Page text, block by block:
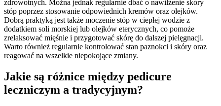
zdrowotnych. Można jednak regularnie dbać o nawilżenie skóry
stóp poprzez stosowanie odpowiednich kremów oraz olejków.
Dobrą praktyką jest także moczenie stóp w ciepłej wodzie z
dodatkiem soli morskiej lub olejków eterycznych, co pomoże
zrelaksować mięśnie i przygotować skórę do dalszej pielęgnacji.
Warto również regularnie kontrolować stan paznokci i skóry oraz
reagować na wszelkie niepokojące zmiany.
Jakie są różnice między pedicure
leczniczym a tradycyjnym?